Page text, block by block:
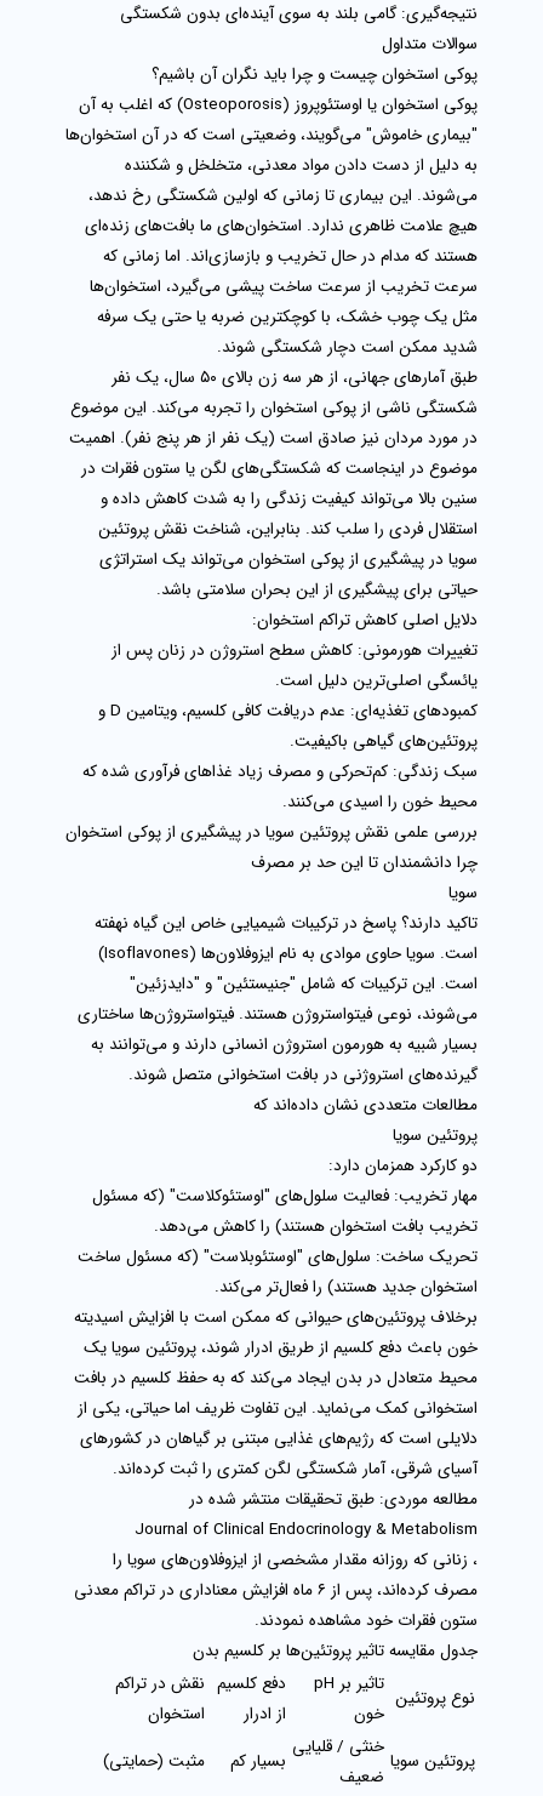
نتیجه‌گیری: گامی بلند به سوی آینده‌ای بدون شکستگی
سوالات متداول
پوکی استخوان چیست و چرا باید نگران آن باشیم؟
پوکی استخوان یا اوستئوپروز (Osteoporosis) که اغلب به آن
"بیماری خاموش" می‌گویند، وضعیتی است که در آن استخوان‌ها
به دلیل از دست دادن مواد معدنی، متخلخل و شکننده
می‌شوند. این بیماری تا زمانی که اولین شکستگی رخ ندهد،
هیچ علامت ظاهری ندارد. استخوان‌های ما بافت‌های زنده‌ای
هستند که مدام در حال تخریب و بازسازی‌اند. اما زمانی که
سرعت تخریب از سرعت ساخت پیشی می‌گیرد، استخوان‌ها
مثل یک چوب خشک، با کوچکترین ضربه یا حتی یک سرفه
شدید ممکن است دچار شکستگی شوند.
طبق آمارهای جهانی، از هر سه زن بالای ۵۰ سال، یک نفر
شکستگی ناشی از پوکی استخوان را تجربه می‌کند. این موضوع
در مورد مردان نیز صادق است (یک نفر از هر پنج نفر). اهمیت
موضوع در اینجاست که شکستگی‌های لگن یا ستون فقرات در
سنین بالا می‌تواند کیفیت زندگی را به شدت کاهش داده و
استقلال فردی را سلب کند. بنابراین، شناخت نقش پروتئین
سویا در پیشگیری از پوکی استخوانمی‌تواند یک استراتژی
حیاتی برای پیشگیری از این بحران سلامتی باشد.
دلایل اصلی کاهش تراکم استخوان:
تغییرات هورمونی: کاهش سطح استروژن در زنان پس از
یائسگی اصلی‌ترین دلیل است.
کمبودهای تغذیه‌ای:
عدم دریافت کافی کلسیم، ویتامین D و
پروتئین‌های گیاهی باکیفیت.
سبک زندگی: کم‌تحرکی و مصرف زیاد غذاهای فرآوری شده که
محیط خون را اسیدی می‌کنند.
بررسی علمی نقش پروتئین سویا در پیشگیری از پوکی استخوان
چرا دانشمندان تا این حد بر مصرف
سویا
تاکید دارند؟ پاسخ در ترکیبات شیمیایی خاص این گیاه نهفته
است. سویا حاوی موادی به نام ایزوفلاون‌ها
(Isoflavones)
است. این ترکیبات که شامل "جنیستئین" و "دایدزئین"
می‌شوند، نوعی فیتواستروژن هستند. فیتواستروژن‌ها ساختاری
بسیار شبیه به هورمون استروژن انسانی دارند و می‌توانند به
گیرنده‌های استروژنی در بافت استخوانی متصل شوند.
مطالعات متعددی نشان داده‌اند که
پروتئین سویا
دو کارکرد همزمان دارد:
مهار تخریب: فعالیت سلول‌های "اوستئوکلاست" (که مسئول
تخریب بافت استخوان هستند) را کاهش می‌دهد.
تحریک ساخت: سلول‌های "اوستئوبلاست" (که مسئول ساخت
استخوان جدید هستند) را فعال‌تر می‌کند.
برخلاف پروتئین‌های حیوانی که ممکن است با افزایش اسیدیته
خون باعث دفع کلسیم از طریق ادرار شوند، پروتئین سویایک
محیط متعادل در بدن ایجاد می‌کند که به حفظ کلسیم در بافت
استخوانی کمک می‌نماید. این تفاوت ظریف اما حیاتی، یکی از
دلایلی است که رژیم‌های غذایی مبتنی بر گیاهان در کشورهای
آسیای شرقی، آمار شکستگی لگن کمتری را ثبت کرده‌اند.
مطالعه موردی: طبق تحقیقات منتشر شده در
Journal of Clinical Endocrinology & Metabolism
، زنانی که روزانه مقدار مشخصی از ایزوفلاون‌های سویا را
مصرف کرده‌اند، پس از ۶ ماه افزایش معناداری در تراکم معدنی
ستون فقرات خود مشاهده نمودند.
جدول مقایسه تاثیر پروتئین‌ها بر کلسیم بدن
نوع پروتئین
تاثیر بر pH
خون
دفع کلسیم
از ادرار
نقش در تراکم
استخوان
پروتئین سویا
خنثی / قلیایی
ضعیف
بسیار کم مثبت (حمایتی)